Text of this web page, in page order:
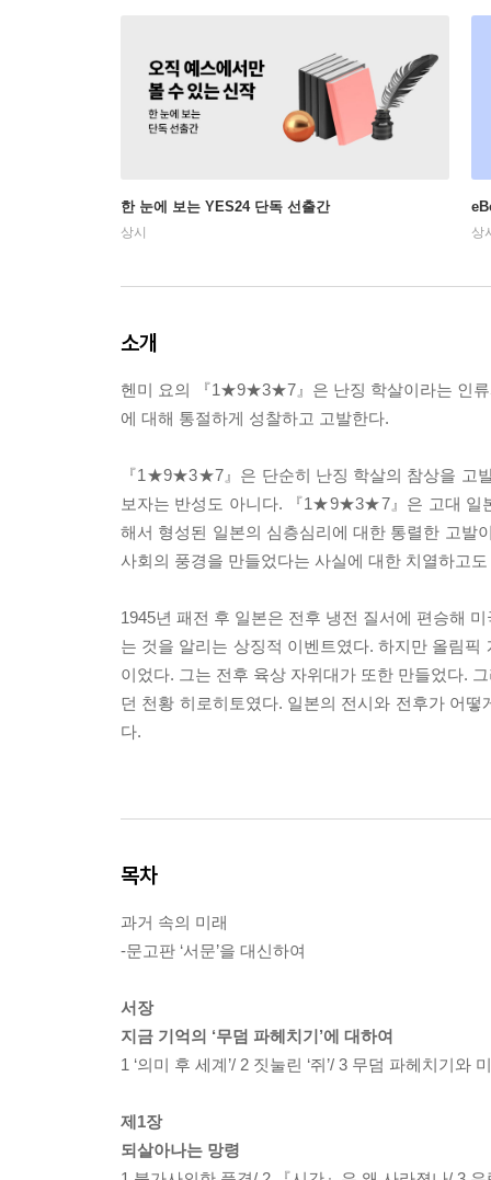
한 눈에 보는 YES24 단독 선출간
상시 상
소개
헨미 요의 『1★9★3★7』은 난징 학살이라는 인류
에 대해 통절하게 성찰하고 고발한다.
『1★9★3★7』은 단순히 난징 학살의 참상을 고
보자는 반성도 아니다. 『1★9★3★7』은 고대 일
해서 형성된 일본의 심층심리에 대한 통렬한 고발
사회의 풍경을 만들었다는 사실에 대한 치열하고
1945년 패전 후 일본은 전후 냉전 질서에 편승해
는 것을 알리는 상징적 이벤트였다. 하지만 올림
이었다. 그는 전후 육상 자위대가 또한 만들었다.
던 천황 히로히토였다. 일본의 전시와 전후가 어
다.
목차
과거 속의 미래
-문고판 ‘서문’을 대신하여
서장
지금 기억의 ‘무덤 파헤치기’에 대하여
1 ‘의미 후 세계’/ 2 짓눌린 ‘쥐’/ 3 무덤 파헤치기
제1장
되살아나는 망령